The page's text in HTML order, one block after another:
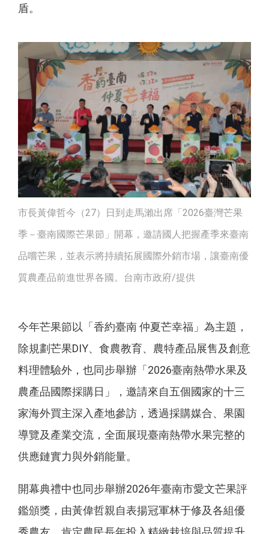
盾。
市長黃偉哲今（27）日到走馬瀨出席「2026臺灣芒果
季－臺南國際芒果節」開幕，邀請國人把握產季來臺南
品嚐芒果，並表示將持續拓展國際外銷市場，讓臺南優
質農產品前進世界各國。台南市政府/提供
今年芒果節以「香約臺南 仲夏芒幸福」為主題，
除規劃芒果DIY、食農教育、農特產品展售及創意
料理體驗外，也同步舉辦「2026臺南熱帶水果及
農產品國際採購日」，邀請來自五個國家的十三
家海外買主深入產地參訪，透過採購媒合、果園
導覽及產業交流，全面展現臺南熱帶水果完整的
供應鏈實力與外銷能量。
開幕典禮中也同步舉辦2026年臺南市愛文芒果評
鑑頒獎，由黃偉哲親自表揚冠軍林于修及各組優